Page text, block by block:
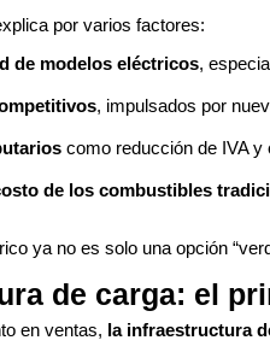
por varios factores:
de modelos eléctricos,
, impulsados por
como reducción de IVA y
de los combustibles
ya no es solo una opción
de carga: el
en ventas, la infraestructura